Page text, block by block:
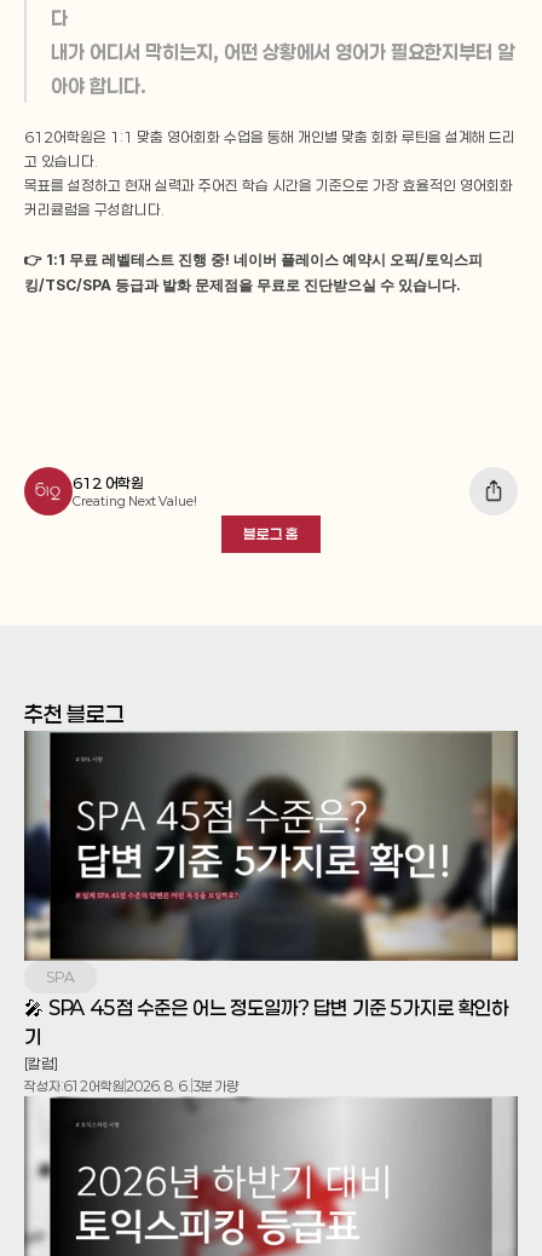
다
내가 어디서 막히는지, 어떤 상황에서 영어가 필요한지부터 알
아야 합니다.
612어학원은 1:1 맞춤 영어회화 수업을 통해 개인별 맞춤 회화 루틴을 설계해 드리
고 있습니다.
목표를 설정하고 현재 실력과 주어진 학습 시간을 기준으로 가장 효율적인 영어회화
커리큘럼을 구성합니다.
👉 1:1 무료 레벨테스트 진행 중! 네이버 플레이스 예약시 오픽/토익스피
킹/TSC/SPA 등급과 발화 문제점을 무료로 진단받으실 수 있습니다.
612 어학원
Creating Next Value!
블로그 홈
추천 블로그
SPA
🎤 SPA 45점 수준은 어느 정도일까? 답변 기준 5가지로 확인하
기
[칼럼]
작성자:612어학원2026. 8. 6. 3분 가량